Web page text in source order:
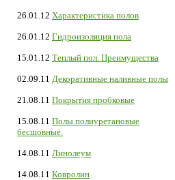
26.01.12 Характеристика полов
26.01.12 Гидроизоляция пола
15.01.12 Теплый пол. Преимущества
02.09.11 Декоративные наливные полы
21.08.11 Покрытия пробковые
15.08.11 Полы полиуретановые
бесшовные.
14.08.11 Линолеум
14.08.11 Ковролин